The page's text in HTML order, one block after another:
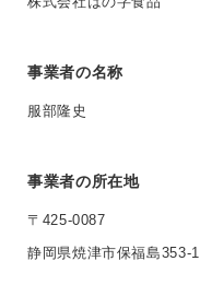
事業者の名称
服部隆史
事業者の所在地
〒425-0087
静岡県焼津市保福島353-1